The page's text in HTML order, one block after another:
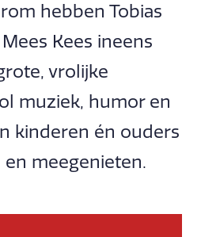
hebben Tobias
Kees ineens
vrolijke
muziek, humor en
kinderen én ouders
meegenieten.